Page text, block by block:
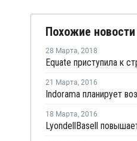
Похожие новости
28 Марта, 2018
21 Марта, 2016
18 Марта, 2016